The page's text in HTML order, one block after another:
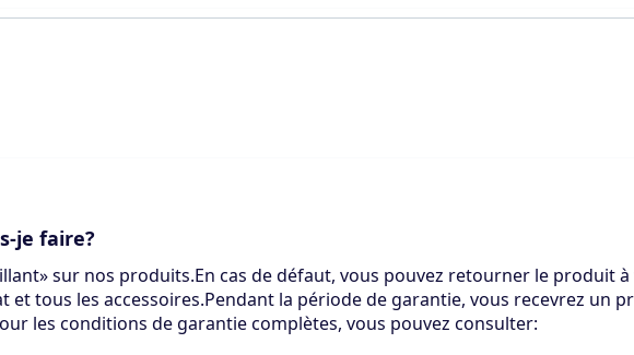
je faire?
sur nos produits.En cas de défaut, vous pouvez retourner le produit
et tous les accessoires.Pendant la période de garantie, vous recevrez un
les conditions de garantie complètes, vous pouvez consulter: